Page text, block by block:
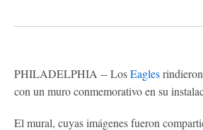
PHILADELPHIA -- LosEagles
con un muro conmemorativo en su
El mural, cuyas imágenes fueron